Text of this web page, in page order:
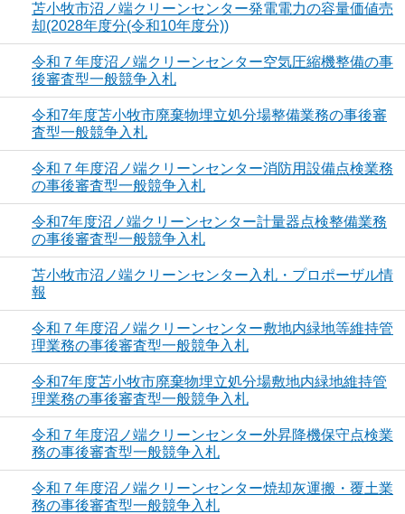
苫小牧市沼ノ端クリーンセンター発電電力の容量価値売
却(2028年度分(令和10年度分))
令和７年度沼ノ端クリーンセンター空気圧縮機整備の事
後審査型一般競争入札
令和7年度苫小牧市廃棄物埋立処分場整備業務の事後審
査型一般競争入札
令和７年度沼ノ端クリーンセンター消防用設備点検業務
の事後審査型一般競争入札
令和7年度沼ノ端クリーンセンター計量器点検整備業務
の事後審査型一般競争入札
苫小牧市沼ノ端クリーンセンター入札・プロポーザル情
報
令和７年度沼ノ端クリーンセンター敷地内緑地等維持管
理業務の事後審査型一般競争入札
令和7年度苫小牧市廃棄物埋立処分場敷地内緑地維持管
理業務の事後審査型一般競争入札
令和７年度沼ノ端クリーンセンター外昇降機保守点検業
務の事後審査型一般競争入札
令和７年度沼ノ端クリーンセンター焼却灰運搬・覆土業
務の事後審査型一般競争入札